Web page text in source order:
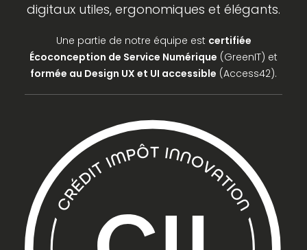
digitaux utiles, ergonomiques et élégants.
Une partie de notre équipe est certifiée
Écoconception de Service Numérique (GreenIT) et
formée au Design UX et UI accessible (Access42).